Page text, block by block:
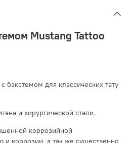
Mustang Tattoo
бэкстемом для классических тату
и хирургической стали.
коррозийной
и коррозии, а так же существенно